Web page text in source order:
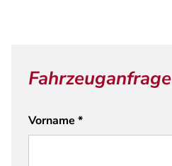
Fahrzeuganfrage
Vorname *